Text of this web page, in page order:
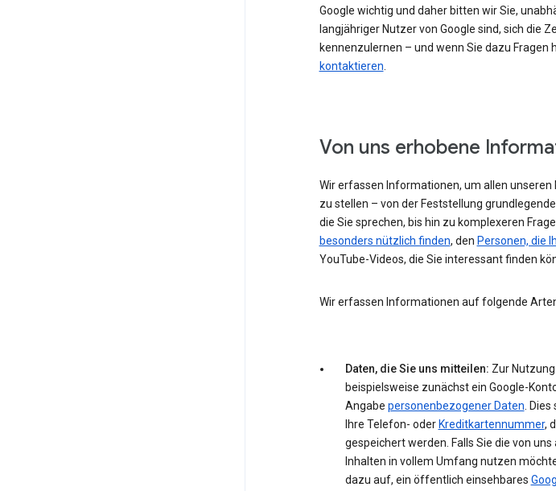
Google wichtig und daher bitten wir Sie,
langjähriger Nutzer von Google sind, sich die
kennenzulernen – und wenn Sie dazu Fragen
kontaktieren.
Von uns erhobene
Wir erfassen Informationen, um allen
zu stellen – von der Feststellung
die Sie sprechen, bis hin zu komplexeren
besonders nützlich finden, den Personen, die
YouTube-Videos, die Sie interessant finden
Wir erfassen Informationen auf folgende
Daten, die Sie uns mitteilen: Zur
beispielsweise zunächst ein Google-
Angabe personenbezogener Daten. Dies
Ihre Telefon- oder Kreditkartennummer,
gespeichert werden. Falls Sie die von
Inhalten in vollem Umfang nutzen
dazu auf, ein öffentlich einsehbares